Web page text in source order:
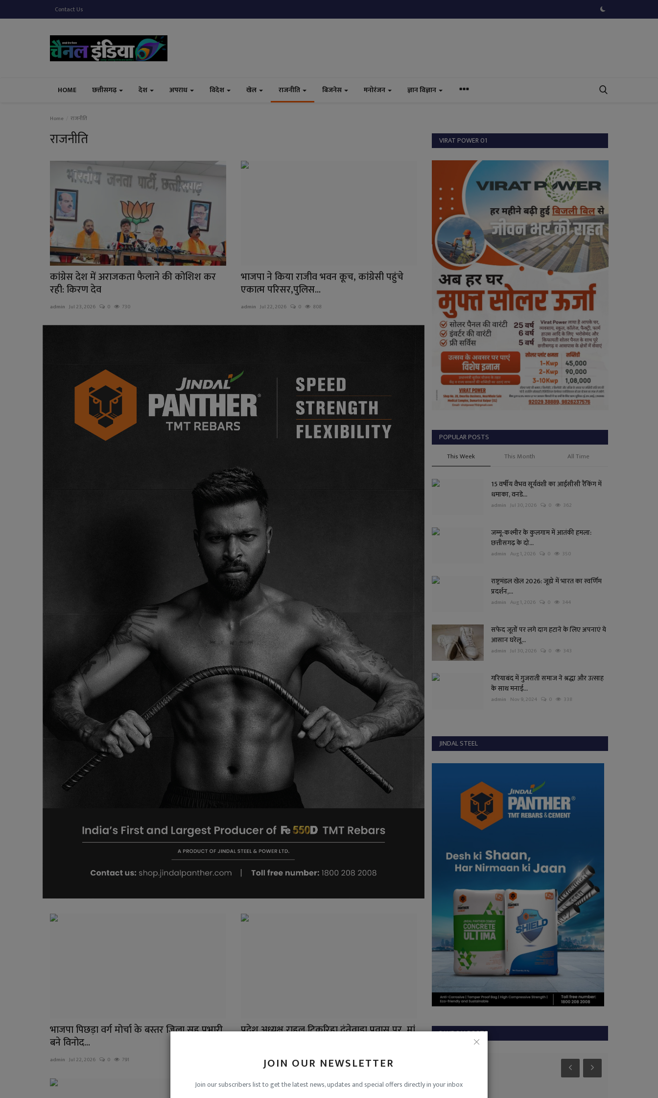
Contact Us
HOME छत्तीसगढ़ देश अपराध विदेश खेल राजनीति बिजनेस मनोरंजन ज्ञान विज्ञान
JOIN OUR NEWSLETTER
Join our subscribers list to get the latest news, updates and special offers directly in your inbox
Home राजनीति
राजनीति
कांग्रेस देश में अराजकता फैलाने की कोशिश कर
रही: किरण देव
admin Jul 23, 2026 0 730
भाजपा ने किया राजीव भवन कूच, कांग्रेसी पहुंचे
एकात्म परिसर,पुलिस...
admin Jul 22, 2026 0 808
भाजपा पिछड़ा वर्ग मोर्चा के बस्तर जिला सह प्रभारी
बने विनोद...
admin Jul 22, 2026 0 791
प्रदेश अध्यक्ष राहुल टिकरिहा दंतेवाड़ा प्रवास पर, मां
Jul 22, 2026 0 801
VIRAT POWER 01
POPULAR POSTS
This Week This Month All Time
15 वर्षीय वैभव सूर्यवंशी का आईसीसी रैंकिंग में
धमाका, वनडे...
admin Jul 30, 2026 0 362
जम्मू-कश्मीर के कुलगाम में आतंकी हमला:
छत्तीसगढ़ के दो...
admin Aug 1, 2026 0 350
राष्ट्रमंडल खेल 2026: जूडो में भारत का स्वर्णिम
प्रदर्शन,...
admin Aug 1, 2026 0 344
सफेद जूतों पर लगे दाग हटाने के लिए अपनाएं ये
आसान घरेलू...
admin Jul 30, 2026 0 343
गरियाबंद में गुजराती समाज ने श्रद्धा और उत्साह
के साथ मनाई...
admin Nov 9, 2024 0 338
JINDAL STEEL
RANDOM POSTS
सोशल मीडिया Sukma